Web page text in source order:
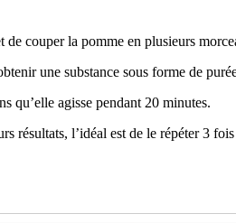
couper la pomme en plusieurs
une substance sous forme de
qu’elle agisse pendant 20 minutes.
résultats, l’idéal est de le répéter 3